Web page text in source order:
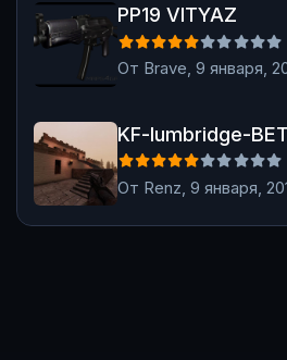
PP19 VITYAZ
От Brave,9 января,
KF-lumbridge-
От Renz,9 января,